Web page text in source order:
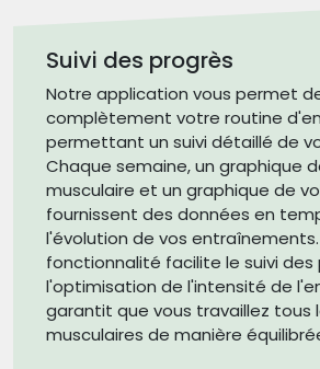
Suivi des progrès
Notre application vous permet
complètement votre routine
permettant un suivi détaillé de
Chaque semaine, un graphique
musculaire et un graphique de
fournissent des données en
l'évolution de vos
fonctionnalité facilite le suivi des
l'optimisation de l'intensité de
garantit que vous travaillez tous
musculaires de manière